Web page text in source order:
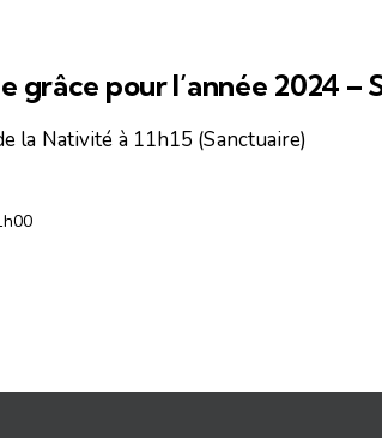
grâce pour l’année 2024
la Nativité à 11h15 (Sanctuaire)